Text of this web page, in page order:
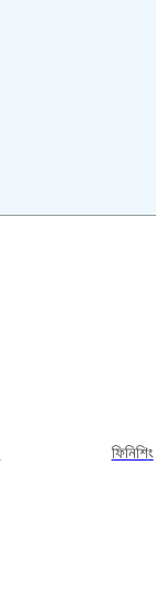
ফিনিশিং